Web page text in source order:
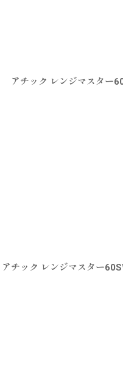
アチック レンジマスター
アチック レンジマスター